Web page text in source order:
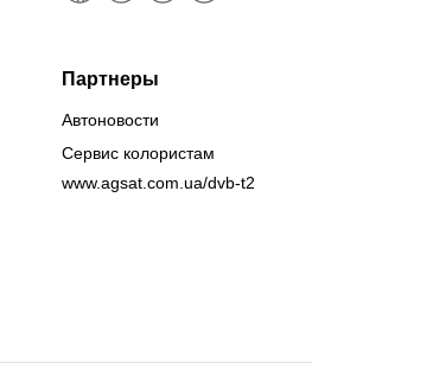
Партнеры
Автоновости
Сервис колористам
www.agsat.com.ua/dvb-t2